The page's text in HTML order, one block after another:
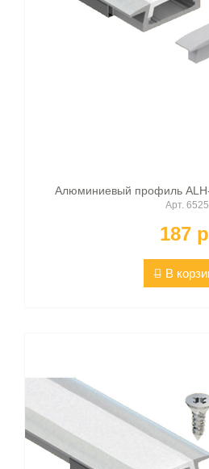
Алюминиевый профиль
Арт. 6525
187
В